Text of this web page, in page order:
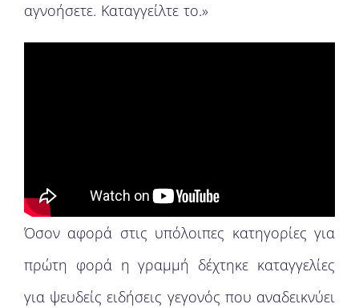
αγνοήσετε. Καταγγείλτε το.»
Όσον αφορά στις υπόλοιπες κατηγορίες για
πρώτη φορά η γραμμή δέχτηκε καταγγελίες
για ψευδείς ειδήσεις γεγονός που αναδεικνύει